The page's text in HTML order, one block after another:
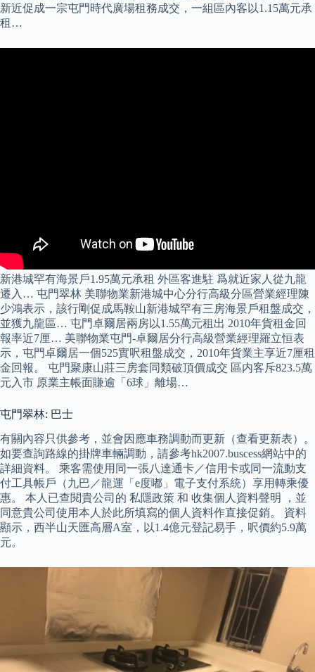
新近促成一宗屯門時代廣場租務成交，一組區內客以1.15萬元承
租…
新港城罕有海景戶1.95萬元承租 外區客進駐 爲就近家人從九龍
遷入… 屯門翠林 美聯物業新港城中心分行高級分區營業經理陳
少鴻表示，該行剛促成馬鞍山新港城罕有三房海景戶租盤成交，
並獲九龍區… 屯門卓爾居兩房以1.55萬元租出 2010年貨租金回
報率近7厘… 美聯物業屯門-卓爾居分行高級營業經理羅立恒表
示，屯門卓爾居一個525實呎租盤成交，2010年貨業主享近7厘租
金回報。 屯門聚康山莊三房套同類破頂價成交 區内客斥823.5萬
元入市 原業主帳面賺逾「6球」離場…
屯門翠林: 巴士
有關內容只供參考，並會因應車務調動而更新（查看更新表）。
如要查詢路線的掛牌車輛調動，請參考hk2007.buscess網站中的
詳細資料。 乘客需使用同一張八達通卡／信用卡或同一流動支
付工具帳戶（九巴／龍運「e度嘟」電子支付系統）享用轉乘優
惠。 本人已查閱貴公司的 私隱政策 和 收集個人資料聲明 ，並
同意貴公司使用本人於此所填寫的個人資料作直接促銷。 資料
顯示，西半山天匯高層A室，以1.4億元登記易手，呎價約5.9萬
元。